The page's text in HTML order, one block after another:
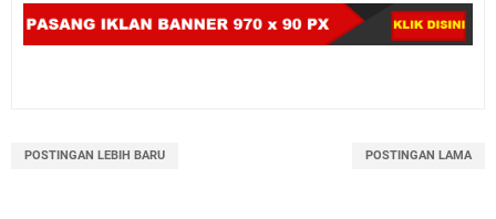
POSTINGAN LEBIH BARU POSTINGAN LAMA